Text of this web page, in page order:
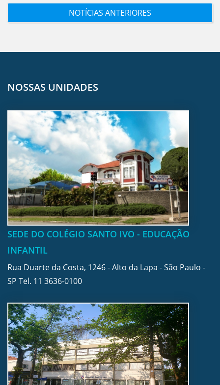
NOTÍCIAS ANTERIORES
NOSSAS UNIDADES
SEDE DO COLÉGIO SANTO IVO - EDUCAÇÃO
INFANTIL
Rua Duarte da Costa, 1246 - Alto da Lapa - São Paulo -
SP Tel. 11 3636-0100